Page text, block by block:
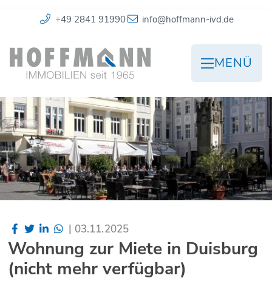
+49 2841 91990 info@hoffmann-ivd.de
MENÜ
| 03.11.2025
Wohnung zur Miete in Duisburg
(nicht mehr verfügbar)